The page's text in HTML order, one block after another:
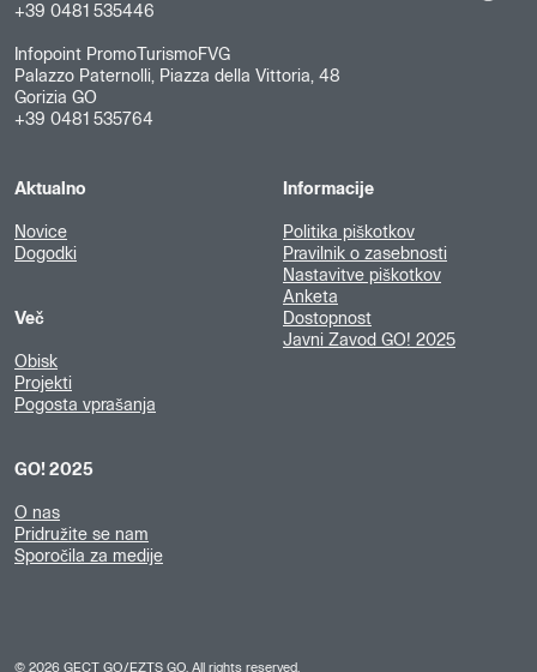
+39 0481 535446
Infopoint PromoTurismoFVG
Palazzo Paternolli, Piazza della Vittoria, 48
Gorizia GO
+39 0481 535764
Aktualno
Novice
Dogodki
Več
Obisk
Projekti
Pogosta vprašanja
GO! 2025
O nas
Pridružite se nam
Sporočila za medije
Informacije
Politika piškotkov
Pravilnik o zasebnosti
Nastavitve piškotkov
Anketa
Dostopnost
Javni Zavod GO! 2025
© 2026 GECT GO/EZTS GO. All rights reserved.